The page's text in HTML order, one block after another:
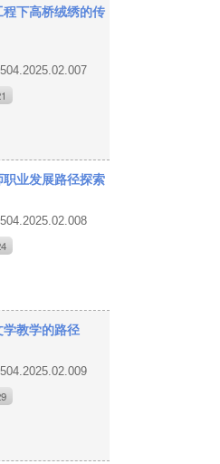
下高桥绒绣的传
业发展路径探索
教学的路径